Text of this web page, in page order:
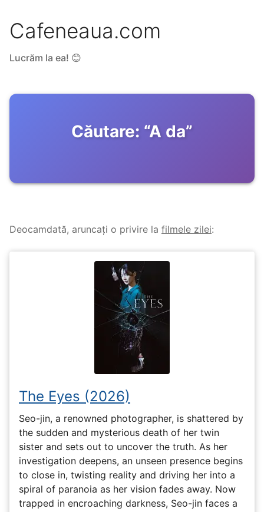
Cafeneaua.com
Lucrăm la ea! 😊
Căutare: “A da”
Deocamdată, aruncați o privire la filmele zilei:
The Eyes (2026)
Seo-jin, a renowned photographer, is shattered by
the sudden and mysterious death of her twin
sister and sets out to uncover the truth. As her
investigation deepens, an unseen presence begins
to close in, twisting reality and driving her into a
spiral of paranoia as her vision fades away. Now
trapped in encroaching darkness, Seo-jin faces a